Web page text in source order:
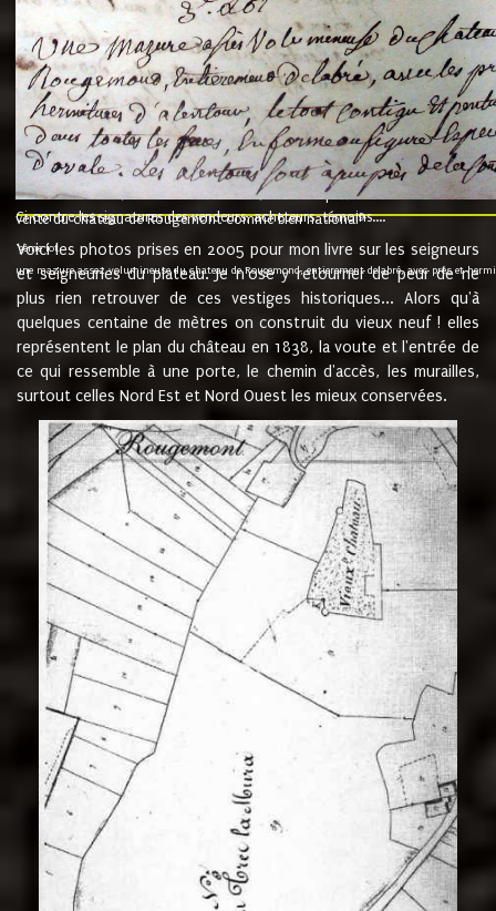
"l'an mil six cent soixante treze le ving neuvième jour du mois de
nommé fut présent Messire Claude Guillaume de Moyriat chevalier baron
vend, purement simplement et irrevocablement a monseigneur monsieur
et chavannes conseiller du roy au parlement de Bourgogne, present et
que le dit seigneur Baron de la Vellière a sur ses hommes, indivisables et
de la Velliere tout ainsi et comme le dit seigneur Baron et ses
présent......"
suivent les rentes, donation des terriers, etc... au prix de 880 livre louis
Ci contre les signatures des vendeurs, acheteurs, témoins....
vente du château de Rougemont comme bien national9.
"3ème lot
une mazure assez volumineuse du chateau de Rougemond, entierement delabré, avec près et
Voici les photos prises en 2005 pour mon livre sur les seigneurs
et seigneuries du plateau. Je n'ose y retourner de peur de ne
plus rien retrouver de ces vestiges historiques... Alors qu'à
quelques centaine de mètres on construit du vieux neuf ! elles
représentent le plan du château en 1838, la voute et l'entrée de
ce qui ressemble à une porte, le chemin d'accès, les murailles,
surtout celles Nord Est et Nord Ouest les mieux conservées.